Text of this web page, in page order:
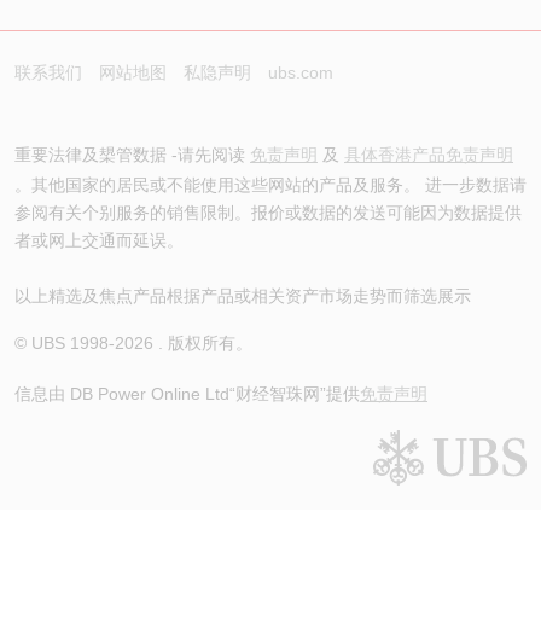
联系我们 网站地图 私隐声明 ubs.com
重要法律及槼管数据 -请先阅读 免责声明 及 具体香港产品免责声明
。其他国家的居民或不能使用这些网站的产品及服务。 进一步数据请
参阅有关个别服务的销售限制。报价或数据的发送可能因为数据提供
者或网上交通而延误。
以上精选及焦点产品根据产品或相关资产市场走势而筛选展示
© UBS 1998-2026 . 版权所有。
信息由 DB Power Online Ltd“财经智珠网”提供免责声明